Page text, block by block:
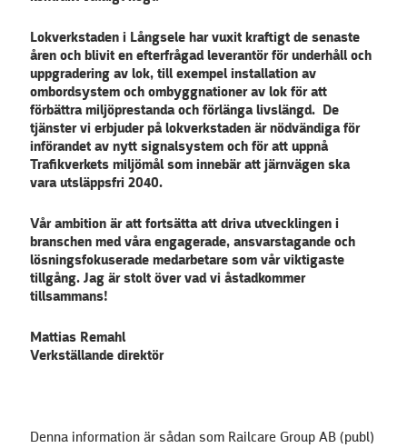
Lokverkstaden i Långsele har vuxit kraftigt de senaste
åren och blivit en efterfrågad leverantör för underhåll och
uppgradering av lok, till exempel installation av
ombordsystem och ombyggnationer av lok för att
förbättra miljöprestanda och förlänga livslängd. De
tjänster vi erbjuder på lokverkstaden är nödvändiga för
införandet av nytt signalsystem och för att uppnå
Trafikverkets miljömål som innebär att järnvägen ska
vara utsläppsfri 2040.
Vår ambition är att fortsätta att driva utvecklingen i
branschen med våra engagerade, ansvarstagande och
lösningsfokuserade medarbetare som vår viktigaste
tillgång. Jag är stolt över vad vi åstadkommer
tillsammans!
Mattias Remahl
Verkställande direktör
Denna information är sådan som Railcare Group AB (publ)